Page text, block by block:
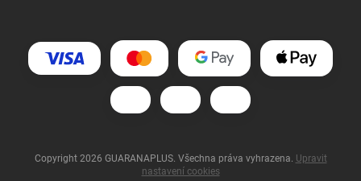
Copyright 2026 GUARANAPLUS. Všechna práva vyhrazena. Upravit
nastavení cookies